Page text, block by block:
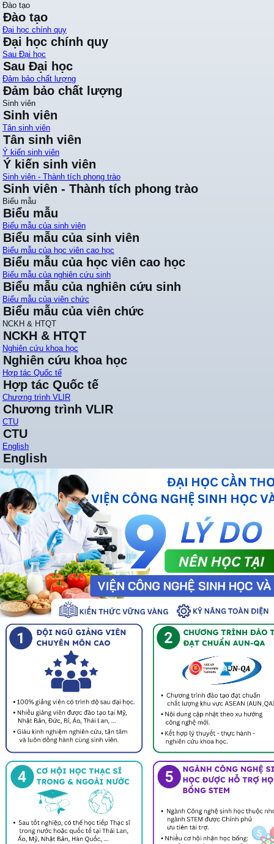
Đào tạo
Đào tạo
Đại học chính quy
Đại học chính quy
Sau Đại học
Sau Đại học
Đảm bảo chất lượng
Đảm bảo chất lượng
Sinh viên
Sinh viên
Tân sinh viên
Tân sinh viên
Ý kiến sinh viên
Ý kiến sinh viên
Sinh viên - Thành tích phong trào
Sinh viên - Thành tích phong trào
Biểu mẫu
Biểu mẫu
Biểu mẫu của sinh viên
Biểu mẫu của sinh viên
Biểu mẫu của học viên cao học
Biểu mẫu của học viên cao học
Biểu mẫu của nghiên cứu sinh
Biểu mẫu của nghiên cứu sinh
Biểu mẫu của viên chức
Biểu mẫu của viên chức
NCKH & HTQT
NCKH & HTQT
Nghiên cứu khoa học
Nghiên cứu khoa học
Hợp tác Quốc tế
Hợp tác Quốc tế
Chương trình VLIR
Chương trình VLIR
CTU
CTU
English
English